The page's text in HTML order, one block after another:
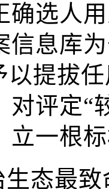
确选人
信息库
以提拔
对评定“
立一根
态最